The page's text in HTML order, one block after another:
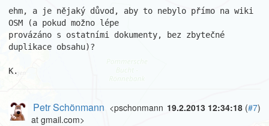
ehm, a je nějaký důvod, aby to nebylo přímo na wiki
OSM (a pokud možno lépe
provázáno s ostatními dokumenty, bez zbytečné
duplikace obsahu)?
K.
19.2.2013 12:34:18 (#7)
Petr Schönmann <pschonmann
at gmail.com>